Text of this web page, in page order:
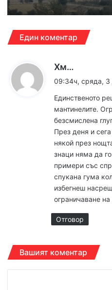
Един коментар
Хм…
а
:
09:34ч, сряда,
Единственото
мантинелите.
безсмислена
През деня и
някой през
знаци няма да
примери със
спукана гума
избегнеш
ограничаване
Отговор
Вашият коментар